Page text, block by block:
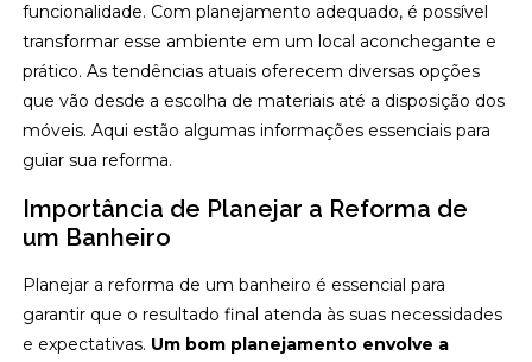
funcionalidade. Com planejamento adequado, é possível
transformar esse ambiente em um local aconchegante e
prático. As tendências atuais oferecem diversas opções
que vão desde a escolha de materiais até a disposição dos
móveis. Aqui estão algumas informações essenciais para
guiar sua reforma.
Importância de Planejar a Reforma de
um Banheiro
Planejar a reforma de um banheiro é essencial para
garantir que o resultado final atenda às suas necessidades
e expectativas. Um bom planejamento envolve a